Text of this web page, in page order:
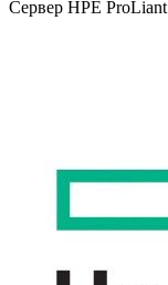
Сервер HPE